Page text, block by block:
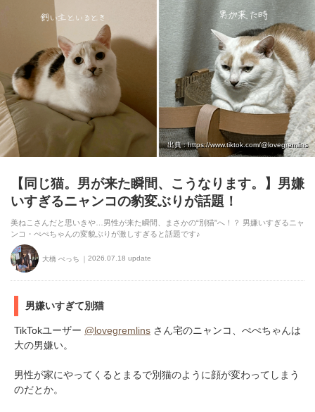
出典 : https://www.tiktok.com/@lovegremlins
【同じ猫。男が来た瞬間、こうなります。】男嫌
いすぎるニャンコの豹変ぶりが話題！
美ねこさんだと思いきや…男性が来た瞬間、まさかの“別猫”へ！？ 男嫌いすぎるニャ
ンコ・ぺぺちゃんの変貌ぶりが激しすぎると話題です♪
大橋 ぺっち 2026.07.18 update
男嫌いすぎて別猫
TikTokユーザー @lovegremlins さん宅のニャンコ、ぺぺちゃんは
大の男嫌い。
男性が家にやってくるとまるで別猫のように顔が変わってしまう
のだとか。